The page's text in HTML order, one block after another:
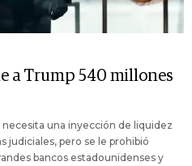
a Trump 540 millones
una inyección de liquidez
judiciales, pero se le prohibió
bancos estadounidenses y